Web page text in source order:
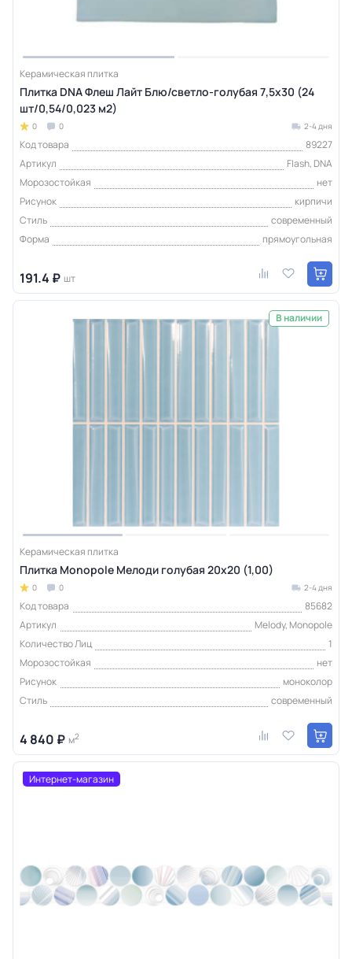
Керамическая плитка
Плитка DNA Флеш Лайт Блю/светло-голубая 7,5х30 (24
шт/0,54/0,023 м2)
0 0 2-4 дня
Код товара
89227
Артикул
Flash, DNA
Морозостойкая
нет
Рисунок
кирпичи
Стиль
современный
Форма
прямоугольная
191.4 ₽ шт
В наличии
Керамическая плитка
Плитка Monopole Мелоди голубая 20x20 (1,00)
0 0 2-4 дня
Код товара
85682
Артикул
Melody, Monopole
Количество Лиц
1
Морозостойкая
нет
Рисунок
моноколор
Стиль
современный
4 840 ₽ м2
Интернет-магазин